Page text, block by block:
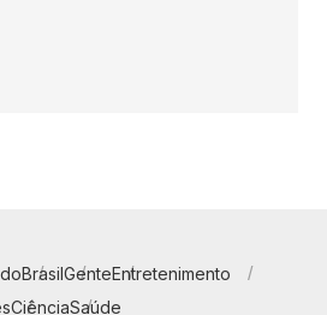
BrasilGenteEntretenimento
CiênciaSaúde